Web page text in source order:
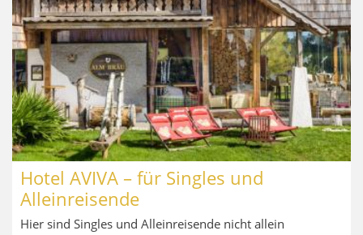
Hotel AVIVA – für Singles und
Alleinreisende
Hier sind Singles und Alleinreisende nicht allein